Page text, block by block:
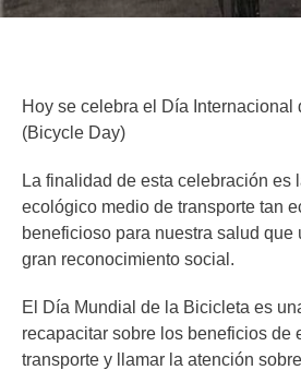
Hoy se celebra el Día Internacional
(Bicycle Day)
La finalidad de esta celebración es
ecológico medio de transporte tan
beneficioso para nuestra salud que
gran reconocimiento social.
El Día Mundial de la Bicicleta es
recapacitar sobre los beneficios de
transporte y llamar la atención